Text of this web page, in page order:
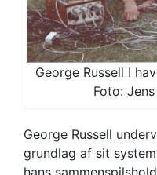
George Russell I
Foto:
George Russell
grundlag af sit
hans